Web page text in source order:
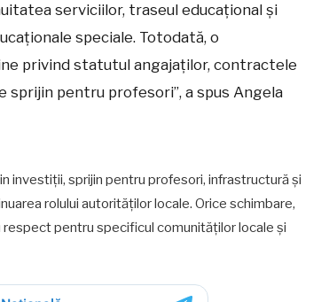
serviciilor, traseul educațional și
speciale. Totodată, o
privind statutul angajaților, contractele
pentru profesori”, a spus Angela
investiții, sprijin pentru profesori, infrastructură și
rolului autorităților locale. Orice schimbare,
pentru specificul comunităților locale și